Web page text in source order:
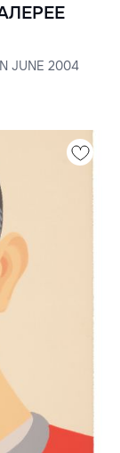
JUNE 2004